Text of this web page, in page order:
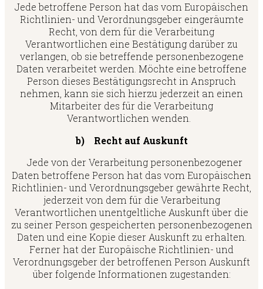
Jede betroffene Person hat das vom Europäischen
Richtlinien- und Verordnungsgeber eingeräumte
Recht, von dem für die Verarbeitung
Verantwortlichen eine Bestätigung darüber zu
verlangen, ob sie betreffende personenbezogene
Daten verarbeitet werden. Möchte eine betroffene
Person dieses Bestätigungsrecht in Anspruch
nehmen, kann sie sich hierzu jederzeit an einen
Mitarbeiter des für die Verarbeitung
Verantwortlichen wenden.
b) Recht auf Auskunft
Jede von der Verarbeitung personenbezogener
Daten betroffene Person hat das vom Europäischen
Richtlinien- und Verordnungsgeber gewährte Recht,
jederzeit von dem für die Verarbeitung
Verantwortlichen unentgeltliche Auskunft über die
zu seiner Person gespeicherten personenbezogenen
Daten und eine Kopie dieser Auskunft zu erhalten.
Ferner hat der Europäische Richtlinien- und
Verordnungsgeber der betroffenen Person Auskunft
über folgende Informationen zugestanden: